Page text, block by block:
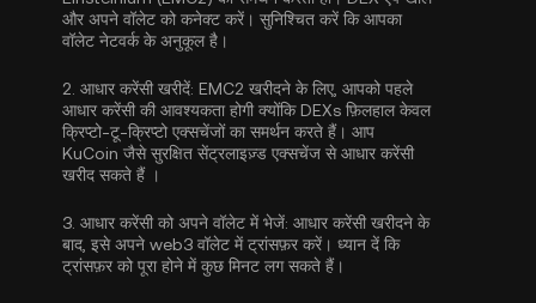
और अपने वॉलेट को कनेक्ट करें। सुनिश्चित करें कि आपका
वॉलेट नेटवर्क के अनुकूल है।
2. आधार करेंसी खरीदें: EMC2 खरीदने के लिए, आपको पहले
आधार करेंसी की आवश्यकता होगी क्योंकि DEXs फ़िलहाल केवल
क्रिप्टो-टू-क्रिप्टो एक्सचेंजों का समर्थन करते हैं। आप
KuCoin जैसे सुरक्षित सेंट्रलाइज़्ड एक्सचेंज सेआधार करेंसी
खरीद सकते हैं ।
3. आधार करेंसी को अपने वॉलेट में भेजें: आधार करेंसी खरीदने के
बाद, इसे अपने web3 वॉलेट में ट्रांसफ़र करें। ध्यान दें कि
ट्रांसफ़र को पूरा होने में कुछ मिनट लग सकते हैं।